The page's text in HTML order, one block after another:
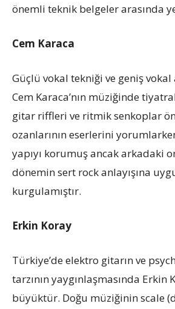
önemli teknik belgeler arasında
Cem Karaca
Güçlü vokal tekniği ve geniş vokal
Cem Karaca’nın müziğinde
gitar riffleri ve ritmik senkoplar
ozanlarının eserlerini
yapıyı korumuş ancak arkadaki
dönemin sert rock anlayışına
kurgulamıştır.
Erkin Koray
Türkiye’de elektro gitarın ve
tarzının yaygınlaşmasında Erkin
büyüktür. Doğu müziğinin scale